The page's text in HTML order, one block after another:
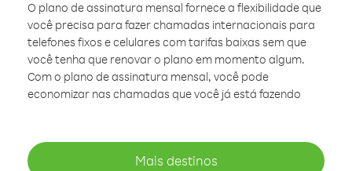
O plano de assinatura mensal fornece a flexibilidade que
você precisa para fazer chamadas internacionais para
telefones fixos e celulares com tarifas baixas sem que
você tenha que renovar o plano em momento algum.
Com o plano de assinatura mensal, você pode
economizar nas chamadas que você já está fazendo
Mais destinos